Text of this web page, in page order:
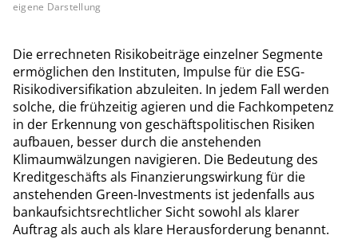
eigene Darstellung
Die errechneten Risikobeiträge einzelner Segmente
ermöglichen den Instituten, Impulse für die ESG-
Risikodiversifikation abzuleiten. In jedem Fall werden
solche, die frühzeitig agieren und die Fachkompetenz
in der Erkennung von geschäftspolitischen Risiken
aufbauen, besser durch die anstehenden
Klimaumwälzungen navigieren. Die Bedeutung des
Kreditgeschäfts als Finanzierungswirkung für die
anstehenden Green-Investments ist jedenfalls aus
bankaufsichtsrechtlicher Sicht sowohl als klarer
Auftrag als auch als klare Herausforderung benannt.